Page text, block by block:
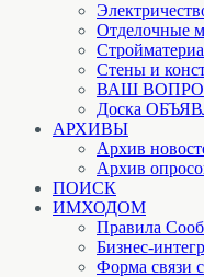
Отделочные
Стены и
ВАШ
Доска
АРХИВЫ
Архив
Архив
ПОИСК
ИМХОДОМ
Правила
Бизнес-
Форма связи